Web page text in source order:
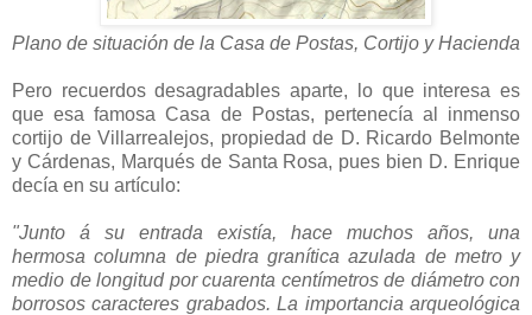
Plano de situación de la Casa de Postas, Cortijo y Hacienda
Pero recuerdos desagradables aparte, lo que interesa es
que esa famosa Casa de Postas, pertenecía al inmenso
cortijo de Villarrealejos, propiedad de D. Ricardo Belmonte
y Cárdenas, Marqués de Santa Rosa, pues bien D. Enrique
decía en su artículo:
"Junto á su entrada existía, hace muchos años, una
hermosa columna de piedra granítica azulada de metro y
medio de longitud por cuarenta centímetros de diámetro con
borrosos caracteres grabados. La importancia arqueológica